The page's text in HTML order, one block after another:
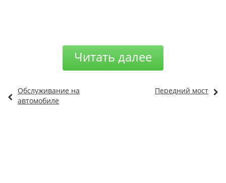
Читать далее
Обслуживание на
автомобиле
Передний мост